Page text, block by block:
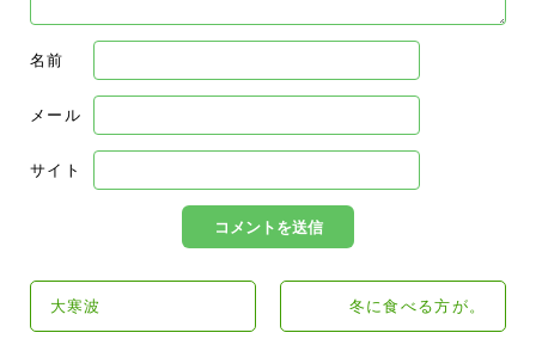
名前
メール
サイト
大寒波 冬に食べる方が。